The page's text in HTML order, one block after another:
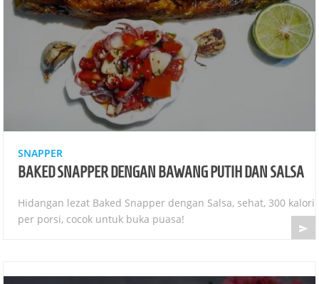
SNAPPER
BAKED SNAPPER DENGAN BAWANG PUTIH DAN SALSA
Hidangan lezat Baked Snapper dengan Salsa, sehat, 300 kalori
per porsi, cocok untuk buka puasa!
